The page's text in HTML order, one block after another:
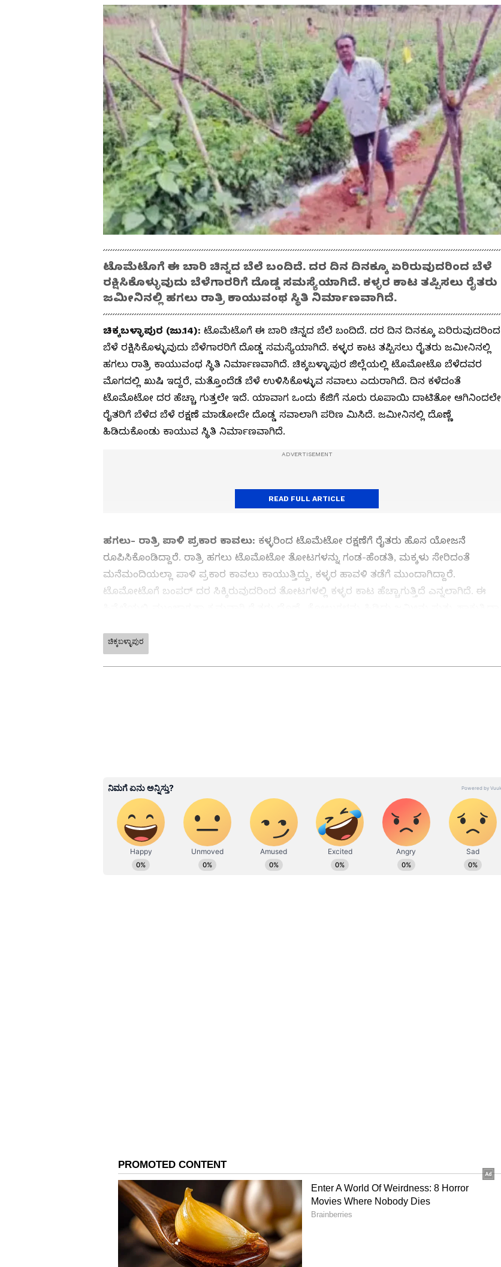
ಟೊಮೆಟೊಗೆ ಈ ಬಾರಿ ಚಿನ್ನದ ಬೆಲೆ ಬಂದಿದೆ. ದರ ದಿನ ದಿನಕ್ಕೂ ಏರಿರುವುದರಿಂದ ಬೆಳೆ
ರಕ್ಷಿಸಿಕೊಳ್ಳುವುದು ಬೆಳೆಗಾರರಿಗೆ ದೊಡ್ಡ ಸಮಸ್ಯೆಯಾಗಿದೆ. ಕಳ್ಳರ ಕಾಟ ತಪ್ಪಿಸಲು ರೈತರು
ಜಮೀನಿನಲ್ಲಿ ಹಗಲು ರಾತ್ರಿ ಕಾಯುವಂಥ ಸ್ಥಿತಿ ನಿರ್ಮಾಣವಾಗಿದೆ.
ಚಿಕ್ಕಬಳ್ಳಾಪುರ (ಜು.14): ಟೊಮೆಟೊಗೆ ಈ ಬಾರಿ ಚಿನ್ನದ ಬೆಲೆ ಬಂದಿದೆ. ದರ ದಿನ ದಿನಕ್ಕೂ ಏರಿರುವುದರಿಂದ
ಬೆಳೆ ರಕ್ಷಿಸಿಕೊಳ್ಳುವುದು ಬೆಳೆಗಾರರಿಗೆ ದೊಡ್ಡ ಸಮಸ್ಯೆಯಾಗಿದೆ. ಕಳ್ಳರ ಕಾಟ ತಪ್ಪಿಸಲು ರೈತರು ಜಮೀನಿನಲ್ಲಿ
ಹಗಲು ರಾತ್ರಿ ಕಾಯುವಂಥ ಸ್ಥಿತಿ ನಿರ್ಮಾಣವಾಗಿದೆ. ಚಿಕ್ಕಬಳ್ಳಾಪುರ ಜಿಲ್ಲೆಯಲ್ಲಿ ಟೊಮೋಟೊ ಬೆಳೆದವರ
ಮೊಗದಲ್ಲಿ ಖುಷಿ ಇದ್ದರೆ, ಮತ್ತೊಂದೆಡೆ ಬೆಳೆ ಉಳಿಸಿಕೊಳ್ಳುವ ಸವಾಲು ಎದುರಾಗಿದೆ. ದಿನ ಕಳೆದಂತೆ
ಟೊಮೊಟೋ ದರ ಹೆಚ್ಚಾ ಗುತ್ತಲೇ ಇದೆ. ಯಾವಾಗ ಒಂದು ಕೆಜಿಗೆ ನೂರು ರೂಪಾಯಿ ದಾಟಿತೋ ಆಗಿನಿಂದಲೇ
ರೈತರಿಗೆ ಬೆಳೆದ ಬೆಳೆ ರಕ್ಷಣೆ ಮಾಡೋದೇ ದೊಡ್ಡ ಸವಾಲಾಗಿ ಪರಿಣ ಮಿಸಿದೆ. ಜಮೀನಿನಲ್ಲಿ ದೊಣ್ಣೆ
ಹಿಡಿದುಕೊಂಡು ಕಾಯುವ ಸ್ಥಿತಿ ನಿರ್ಮಾಣವಾಗಿದೆ.
ಹಗಲು- ರಾತ್ರಿ ಪಾಳಿ ಪ್ರಕಾರ ಕಾವಲು: ಕಳ್ಳರಿಂದ ಟೊಮೆಟೋ ರಕ್ಷಣೆಗೆ ರೈತರು ಹೊಸ ಯೋಜನೆ
ರೂಪಿಸಿಕೊಂಡಿದ್ದಾರೆ. ರಾತ್ರಿ ಹಗಲು ಟೊಮೊಟೋ ತೋಟಗಳನ್ನು ಗಂಡ-ಹೆಂಡತಿ, ಮಕ್ಕಳು ಸೇರಿದಂತೆ
ಮನೆಮಂದಿಯಲ್ಲಾ ಪಾಳಿ ಪ್ರಕಾರ ಕಾವಲು ಕಾಯುತ್ತಿದ್ದು, ಕಳ್ಳರ ಹಾವಳಿ ತಡೆಗೆ ಮುಂದಾಗಿದ್ದಾರೆ.
ಟೊಮೋಟೊಗೆ ಬಂಪರ್‌ ದರ ಸಿಕ್ಕಿರುವುದರಿಂದ ತೋಟಗಳಲ್ಲಿ ಕಳ್ಳರ ಕಾಟ ಹೆಚ್ಚಾಗುತ್ತಿದೆ ಎನ್ನಲಾಗಿದೆ. ಈ
ಸಿದ್ದು ವರ್ಗಾವಣೆ ದಂಧೆ ಮಾಡಿದ್ದಾರೆ ಎಂಬುದನ್ನು ಒಪ್ಪಲ್ಲ: ಎಚ್‌.ಡಿ.ರೇವಣ್ಣ
ಈ ಬಾರಿ ಟಮೆಟೋಗೆ ಬೇಡಿಕೆ ಬಂದಿದ್ದು, ಇತಿಹಾಸದಲ್ಲೇ ಮೊಟ್ಟಮೊದಲ ಬಾರಿಗೆ ಈ ರೀತಿ ದರ ಹೆಚ್ಚಳವಾಗಿದೆ.
ಆದ್ರೆ, ಹೊಲದಲ್ಲಿ ಟೊಮೊಟೋ ಉಳಿಸಿಕೊಳ್ಳು ವುದೇ ರೈತರಿಗೆ ದೊಡ್ಡ ಸಮಸ್ಯೆಯಾಗಿದೆ. ಕಳ್ಳರ ಕಾಟಕ್ಕೆ
READ FULL ARTICLE
ABOUT THE AUTHOR
Kannadaprabha News
ಚಿಕ್ಕಬಳ್ಳಾಪುರ